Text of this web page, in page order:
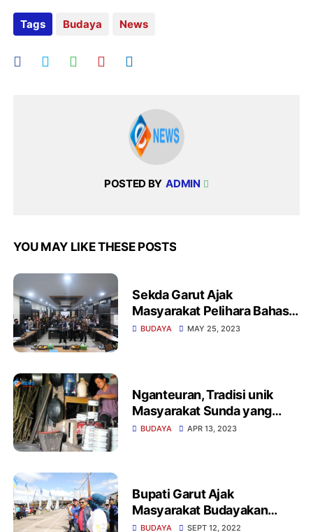
Tags Budaya News
POSTED BY ADMIN
YOU MAY LIKE THESE POSTS
Sekda Garut Ajak
Masyarakat Pelihara Bahasa
maupun Kebudayaan Sunda
BUDAYA MAY 25, 2023
Nganteuran, Tradisi unik
Masyarakat Sunda yang
mulai tergerus waktu
BUDAYA APR 13, 2023
Bupati Garut Ajak
Masyarakat Budayakan
Permainan Tradisional
BUDAYA SEPT 12, 2022